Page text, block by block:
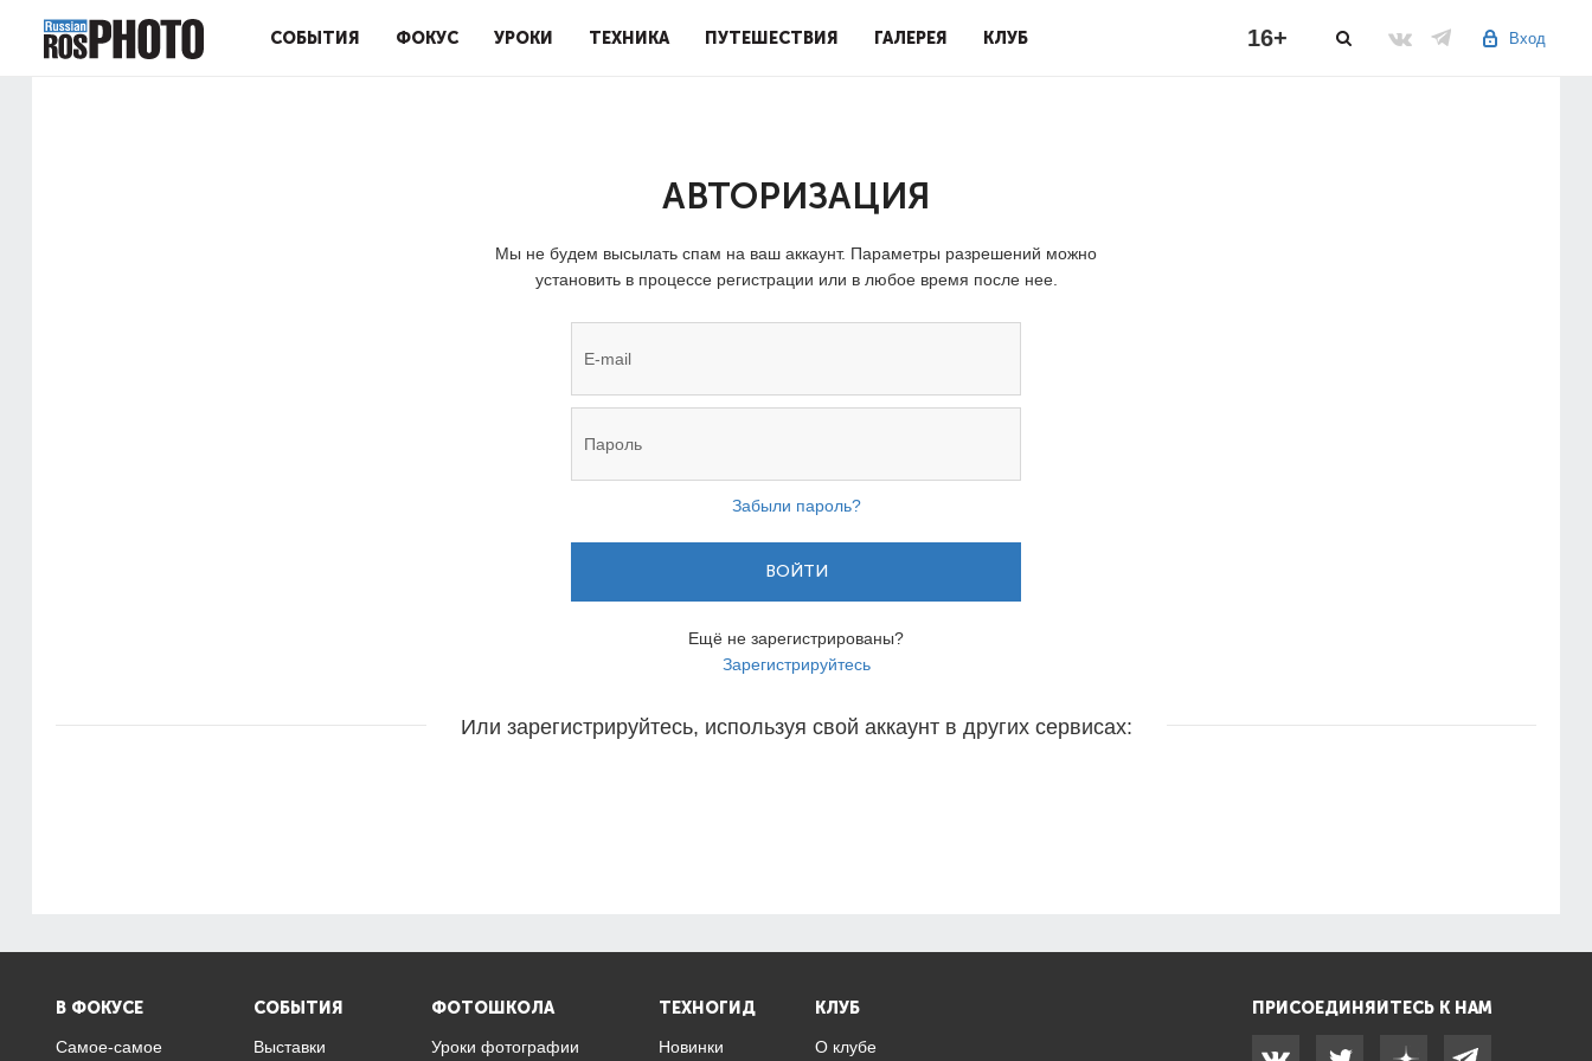
СОБЫТИЯ ФОКУС УРОКИ ТЕХНИКА ПУТЕШЕСТВИЯ ГАЛЕРЕЯ КЛУБ Вход
16+
АВТОРИЗАЦИЯ
Мы не будем высылать спам на ваш аккаунт. Параметры разрешений можно
установить в процессе регистрации или в любое время после нее.
Забыли пароль?
ВОЙТИ
Ещё не зарегистрированы?
Зарегистрируйтесь
Или зарегистрируйтесь, используя свой аккаунт в других сервисах:
В ФОКУСЕ
Самое-самое
СОБЫТИЯ
Выставки
ФОТОШКОЛА
Уроки фотографии
ТЕХНОГИД
Новинки
КЛУБ
О клубе
ПРИСОЕДИНЯЙТЕСЬ К НАМ